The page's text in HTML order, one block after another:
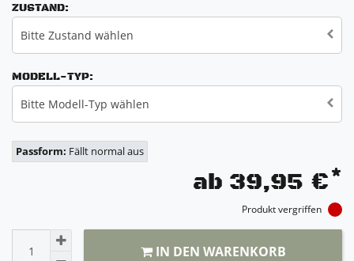
ZUSTAND:
Bitte Zustand wählen
MODELL-TYP:
Bitte Modell-Typ wählen
Passform: Fällt normal aus
ab 39,95 €*
Produkt vergriffen
IN DEN WARENKORB